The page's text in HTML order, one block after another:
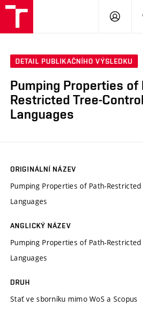
DETAIL PUBLIKAČNÍHO VÝSLEDKU
Pumping Properties of
Restricted Tree-
Languages
ORIGINÁLNÍ NÁZEV
Pumping Properties of Path-
Languages
ANGLICKÝ NÁZEV
Pumping Properties of Path-
Languages
DRUH
Stať ve sborníku mimo WoS a Scopus